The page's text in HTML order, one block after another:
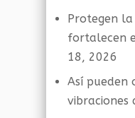
Protegen
fortalecen
18, 2026
Así pueden
vibraciones